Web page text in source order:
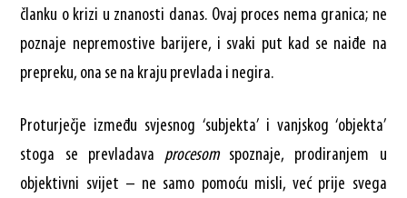
članku o krizi u znanosti danas. Ovaj proces nema granica; ne
poznaje nepremostive barijere, i svaki put kad se naiđe na
prepreku, ona se na kraju prevlada i negira.
Proturječje između svjesnog ‘subjekta’ i vanjskog ‘objekta’
stoga se prevladava procesomspoznaje, prodiranjem u
objektivni svijet – ne samo pomoću misli, već prije svega